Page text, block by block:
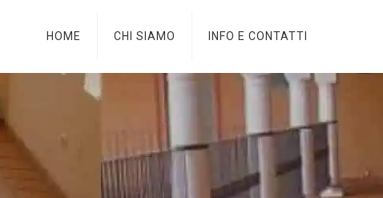
HOME CHI SIAMO INFO E CONTATTI